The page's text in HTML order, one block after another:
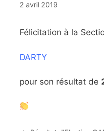
2 avril 2019
Félicitation à la
DARTY
pour son résultat de